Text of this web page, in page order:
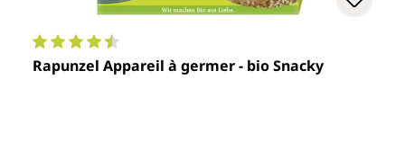
Note moyenne de 4.5 sur 5 étoiles
Rapunzel Appareil à germer - bio Snacky